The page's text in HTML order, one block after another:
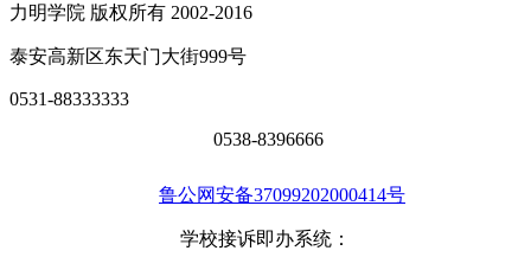
力明学院 版权所有 2002-2016
泰安高新区东天门大街999号
0531-88333333
0538-8396666
鲁公网安备37099202000414号
学校接诉即办系统：